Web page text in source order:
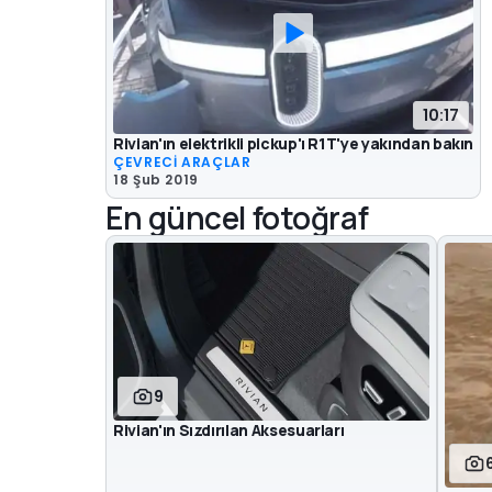
10:17
Rivian'ın elektrikli pickup'ı R1T'ye yakından bakın
ÇEVRECİ ARAÇLAR
18 Şub 2019
En güncel fotoğraf
9
Rivian'ın Sızdırılan Aksesuarları